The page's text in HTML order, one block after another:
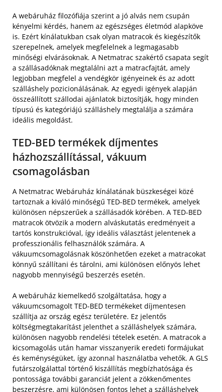
A webáruház filozófiája szerint a jó alvás nem csupán
kényelmi kérdés, hanem az egészséges életmód alapköve
is. Ezért kínálatukban csak olyan matracok és kiegészítők
szerepelnek, amelyek megfelelnek a legmagasabb
minőségi elvárásoknak. A Netmatrac szakértő csapata segít
a szállásadóknak megtalálni azt a matracfajtát, amely
legjobban megfelel a vendégkör igényeinek és az adott
szálláshely pozicionálásának. Az egyedi igények alapján
összeállított szállodai ajánlatok biztosítják, hogy minden
típusú és kategóriájú szálláshely megtalálja a számára
ideális megoldást.
TED-BED termékek díjmentes
házhozszállítással, vákuum
csomagolásban
A Netmatrac Webáruház kínálatának büszkeségei közé
tartoznak a kiváló minőségű TED-BED termékek, amelyek
különösen népszerűek a szállásadók körében. A TED-BED
matracok ötvözik a modern alváskutatás eredményeit a
tartós konstrukcióval, így ideális választást jelentenek a
professzionális felhasználók számára. A
vákuumcsomagolásnak köszönhetően ezeket a matracokat
könnyű szállítani és tárolni, ami különösen előnyös lehet
nagyobb mennyiségű beszerzés esetén.
A webáruház kiemelkedő szolgáltatása, hogy a
vákuumcsomagolt TED-BED termékeket díjmentesen
szállítja az ország egész területére. Ez jelentős
költségmegtakarítást jelenthet a szálláshelyek számára,
különösen nagyobb rendelési tételek esetén. A matracok a
kicsomagolás után hamar visszanyerik eredeti formájukat
és keménységüket, így azonnal használatba vehetők. A GLS
futárszolgálattal történő kiszállítás megbízhatósága és
pontossága további garanciát jelent a zökkenőmentes
beszerzésre, ami különösen fontos lehet a szálláshelyek